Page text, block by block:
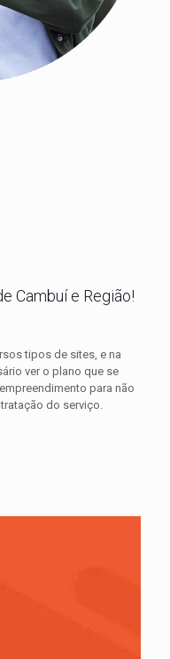
Cambuí e Região!
tipos de sites, e na
ver o plano que se
para não
do serviço.